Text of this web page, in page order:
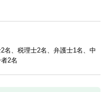
名、税理士2名、弁護士1名、中
2名